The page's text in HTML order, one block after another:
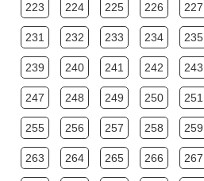
223 224 225 226 227
231 232 233 234 235
239 240 241 242 243
247 248 249 250 251
255 256 257 258 259
263 264 265 266 267